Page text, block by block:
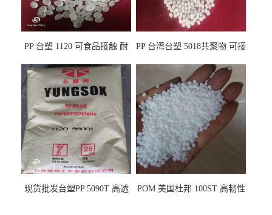
PP 台塑 1120 可食品接触 耐
PP 台湾台塑 5018共聚物 可接
现货批发台塑PP 5090T 高透
POM 美国杜邦 100ST 高韧性